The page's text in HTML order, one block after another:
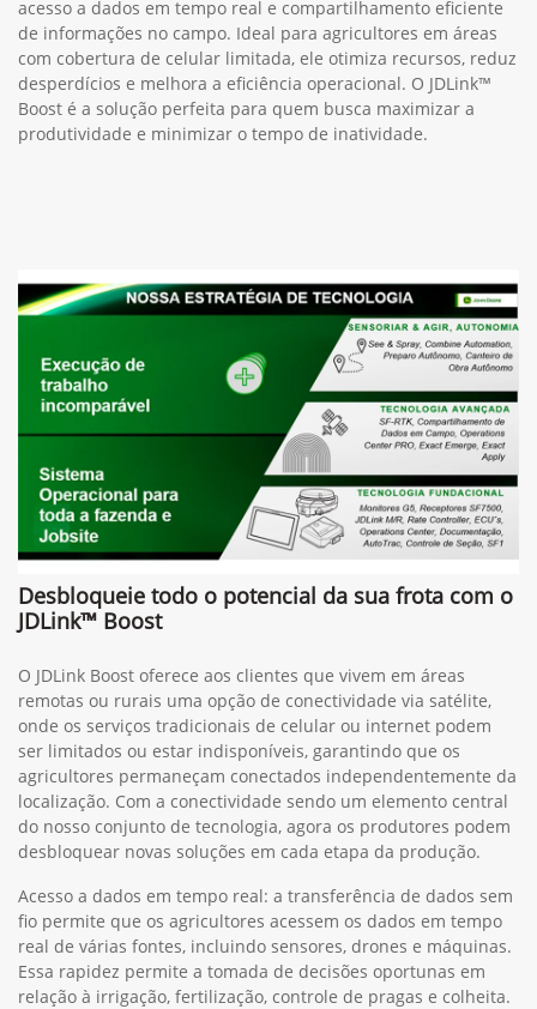
acesso a dados em tempo real e compartilhamento eficiente
de informações no campo. Ideal para agricultores em áreas
com cobertura de celular limitada, ele otimiza recursos, reduz
desperdícios e melhora a eficiência operacional. O JDLink™
Boost é a solução perfeita para quem busca maximizar a
produtividade e minimizar o tempo de inatividade.
Desbloqueie todo o potencial da sua frota com o
JDLink™ Boost
O JDLink Boost oferece aos clientes que vivem em áreas
remotas ou rurais uma opção de conectividade via satélite,
onde os serviços tradicionais de celular ou internet podem
ser limitados ou estar indisponíveis, garantindo que os
agricultores permaneçam conectados independentemente da
localização. Com a conectividade sendo um elemento central
do nosso conjunto de tecnologia, agora os produtores podem
desbloquear novas soluções em cada etapa da produção.
Acesso a dados em tempo real: a transferência de dados sem
fio permite que os agricultores acessem os dados em tempo
real de várias fontes, incluindo sensores, drones e máquinas.
Essa rapidez permite a tomada de decisões oportunas em
relação à irrigação, fertilização, controle de pragas e colheita.